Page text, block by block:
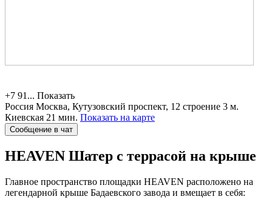
+7 91... Показать
Россия Москва, Кутузовский проспект, 12 строение 3 м.
Киевская 21 мин. Показать на карте
Сообщение в чат
HEAVEN Шатер с террасой на крыше
Главное пространство площадки HEAVEN расположено на
легендарной крыше Бадаевского завода и вмещает в себя: